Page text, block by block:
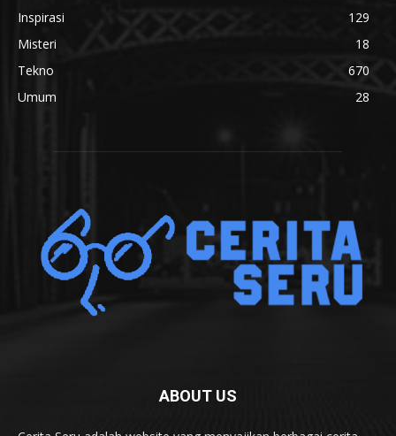
Inspirasi
129
Misteri
18
Tekno
670
Umum
28
ABOUT US